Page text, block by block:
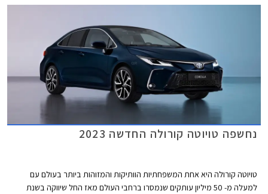
עם יחידת הנעה היברידית נטענת ולכן בחרנו בגרסה זו. אחרונה חביבה רנו מגאן
נחשפה טויוטה קורולה החדשה 2023
טויוטה קורולה היא אחת המשפחתיות הוותיקות והמזוהות ביותר בעולם עם
למעלה מ- 50 מיליון עותקים שנמסרו ברחבי העולם מאז החל שיווקה בשנת